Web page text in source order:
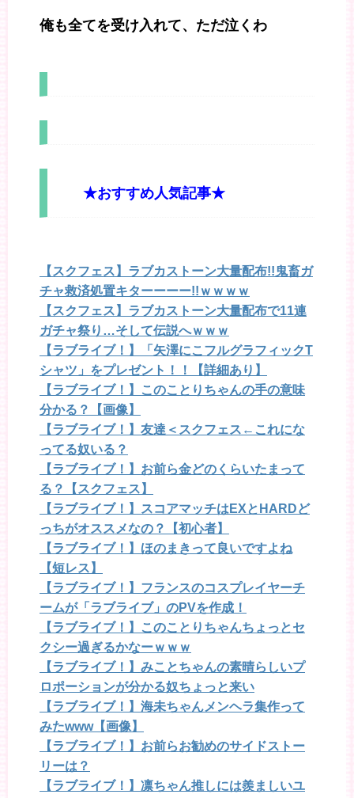
俺も全てを受け入れて、ただ泣くわ
★おすすめ人気記事★
【スクフェス】ラブカストーン大量配布!!鬼畜ガ
チャ救済処置キターーーー!!ｗｗｗｗ
【スクフェス】ラブカストーン大量配布で11連
ガチャ祭り…そして伝説へｗｗｗ
【ラブライブ！】「矢澤にこフルグラフィックT
シャツ」をプレゼント！！【詳細あり】
【ラブライブ！】このことりちゃんの手の意味
分かる？【画像】
【ラブライブ！】友達＜スクフェス←これにな
ってる奴いる？
【ラブライブ！】お前ら金どのくらいたまって
る？【スクフェス】
【ラブライブ！】スコアマッチはEXとHARDど
っちがオススメなの？【初心者】
【ラブライブ！】ほのまきって良いですよね
【短レス】
【ラブライブ！】フランスのコスプレイヤーチ
ームが「ラブライブ」のPVを作成！
【ラブライブ！】このことりちゃんちょっとセ
クシー過ぎるかなーｗｗｗ
【ラブライブ！】みことちゃんの素晴らしいプ
ロポーションが分かる奴ちょっと来い
【ラブライブ！】海未ちゃんメンヘラ集作って
みたwww【画像】
【ラブライブ！】お前らお勧めのサイドストー
リーは？
【ラブライブ！】凛ちゃん推しには羨ましいユ